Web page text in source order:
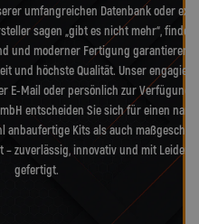
umfangreichen Datenbank oder
sagen „gibt es nicht mehr“,
und moderner Fertigung garantieren
und höchste Qualität. Unser
E-Mail oder persönlich zur Verfügung.
entscheiden Sie sich für einen
anbaufertige Kits als auch
– zuverlässig, innovativ und mit
gefertigt.